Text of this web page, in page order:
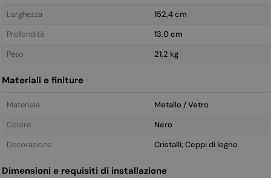
Larghezza
152,4 cm
Profondità
13,0 cm
Peso
21,2 kg
Materiali e finiture
Materiale
Metallo / Vetro
Colore
Nero
Decorazione
Cristalli; Ceppi di legno
Dimensioni e requisiti di installazione